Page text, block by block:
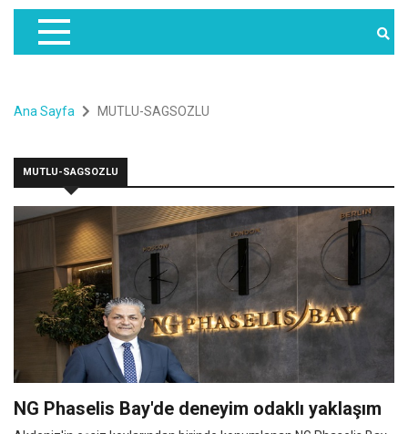
Ana Sayfa MUTLU-SAGSOZLU
MUTLU-SAGSOZLU
NG Phaselis Bay'de deneyim odaklı yaklaşım